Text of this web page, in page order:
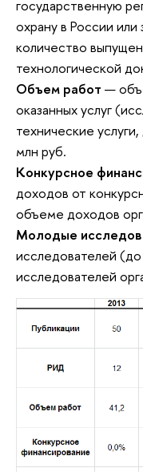
государственную
охрану в России
количество
технологической
Объем работ —
оказанных услуг
технические
млн руб.
Конкурсное
доходов от
объеме доходов
Молодые
исследователей
исследователей